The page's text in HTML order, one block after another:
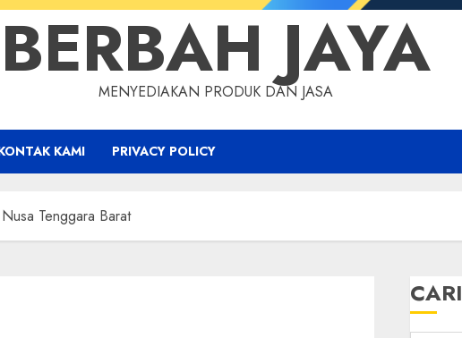
BERBAH JAYA
MENYEDIAKAN PRODUK DAN JASA
KAMI PRIVACY POLICY
Tenggara Barat
CARI